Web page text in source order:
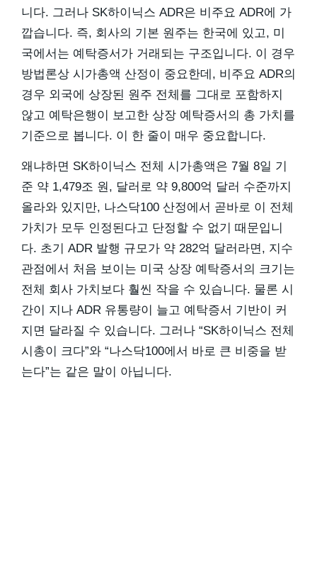
니다. 그러나 SK하이닉스 ADR은 비주요 ADR에 가
깝습니다. 즉, 회사의 기본 원주는 한국에 있고, 미
국에서는 예탁증서가 거래되는 구조입니다. 이 경우
방법론상 시가총액 산정이 중요한데, 비주요 ADR의
경우 외국에 상장된 원주 전체를 그대로 포함하지
않고 예탁은행이 보고한 상장 예탁증서의 총 가치를
기준으로 봅니다. 이 한 줄이 매우 중요합니다.
왜냐하면 SK하이닉스 전체 시가총액은 7월 8일 기
준 약 1,479조 원, 달러로 약 9,800억 달러 수준까지
올라와 있지만, 나스닥100 산정에서 곧바로 이 전체
가치가 모두 인정된다고 단정할 수 없기 때문입니
다. 초기 ADR 발행 규모가 약 282억 달러라면, 지수
관점에서 처음 보이는 미국 상장 예탁증서의 크기는
전체 회사 가치보다 훨씬 작을 수 있습니다. 물론 시
간이 지나 ADR 유통량이 늘고 예탁증서 기반이 커
지면 달라질 수 있습니다. 그러나 “SK하이닉스 전체
시총이 크다”와 “나스닥100에서 바로 큰 비중을 받
는다”는 같은 말이 아닙니다.